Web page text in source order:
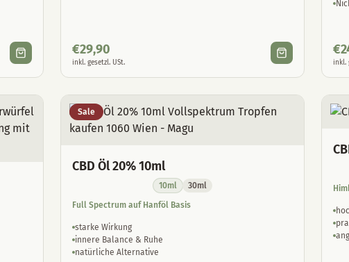
€29,90
inkl. gesetzl. USt.
€
inkl.
Sale
CBD Öl 20% 10ml
10ml
30ml
Full Spectrum auf Hanföl Basis
starke Wirkung
innere Balance & Ruhe
natürliche Alternative